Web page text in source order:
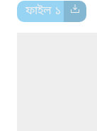
ফাইল ১